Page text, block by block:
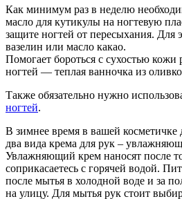
Как минимум раз в неделю
масло для кутикулы на ногтевую
защите ногтей от пересыхания. Для
вазелин или масло какао.
Помогает бороться с сухостью кожи
ногтей — теплая ванночка из
Также обязательно нужно
ногтей.
В зимнее время в вашей
два вида крема для рук –
Увлажняющий крем наносят после
соприкасаетесь с горячей водой.
после мытья в холодной воде и за
на улицу. Для мытья рук стоит